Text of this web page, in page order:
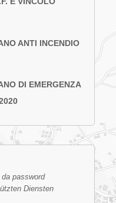
ANTI INCENDIO
DI EMERGENZA
password
Diensten